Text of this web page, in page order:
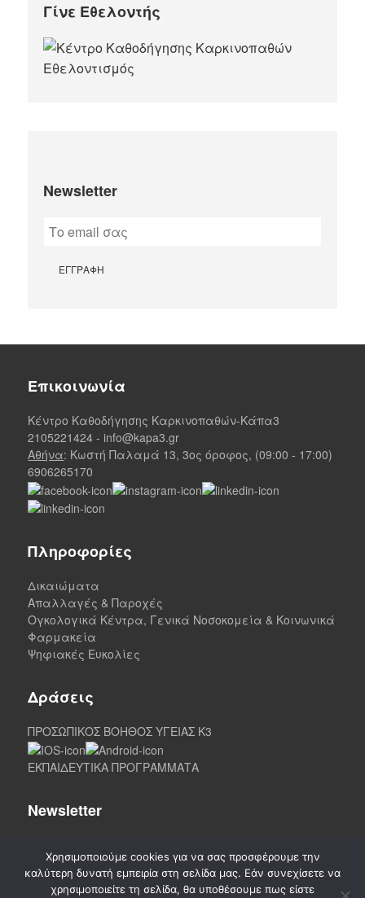
Γίνε Εθελοντής
Newsletter
Επικοινωνία
Κέντρο Καθοδήγησης Καρκινοπαθών-Κάπα3
2105221424 - info@kapa3.gr
Αθήνα: Κωστή Παλαμά 13, 3ος όροφος, (09:00 - 17:00)
6906265170
Πληροφορίες
Δικαιώματα
Απαλλαγές & Παροχές
Ογκολογικά Κέντρα, Γενικά Νοσοκομεία & Κοινωνικά
Φαρμακεία
Ψηφιακές Ευκολίες
Δράσεις
ΠΡΟΣΩΠΙΚΟΣ ΒΟΗΘΟΣ ΥΓΕΙΑΣ K3
ΕΚΠΑΙΔΕΥΤΙΚΑ ΠΡΟΓΡΑΜΜΑΤΑ
Newsletter
Χρησιμοποιούμε cookies για να σας προσφέρουμε την
καλύτερη δυνατή εμπειρία στη σελίδα μας. Εάν συνεχίσετε να
χρησιμοποιείτε τη σελίδα, θα υποθέσουμε πως είστε